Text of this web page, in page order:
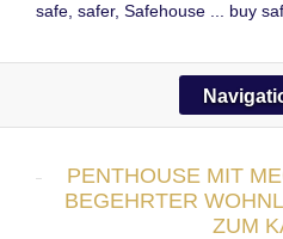
safe, safer, Safehouse ... buy
PENTHOUSE MIT
BEGEHRTER
ZUM